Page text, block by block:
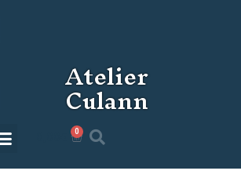
Atelier
Culann
0